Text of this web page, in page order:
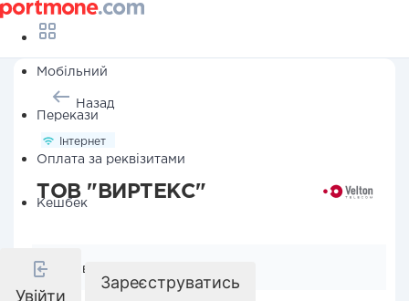
Мобільний
Перекази
Оплата за реквізитами
Кешбек
Увійти
Зареєструватись
Назад
Інтернет
ТОВ "ВИРТЕКС"
Реквізити компанії